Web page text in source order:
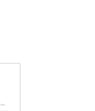
Мировые цены на ПВХ в июле снижаются до уровня, предшествовавшего конфликту на Ближнем Востоке